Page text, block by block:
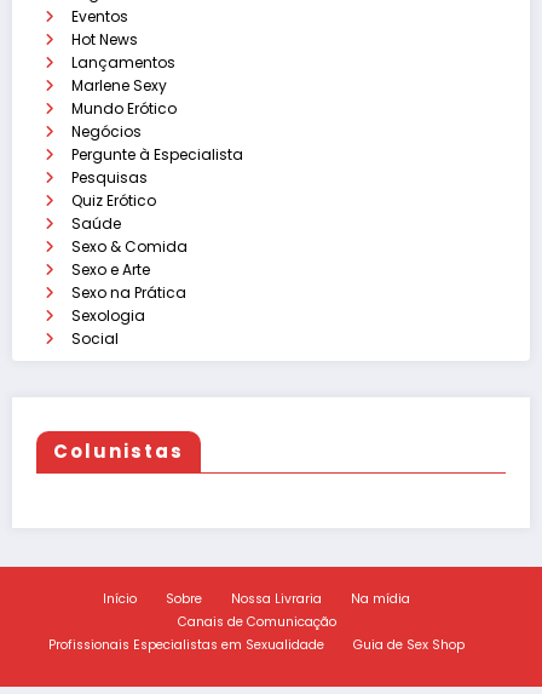
Eventos
Hot News
Lançamentos
Marlene Sexy
Mundo Erótico
Negócios
Pergunte à Especialista
Pesquisas
Quiz Erótico
Saúde
Sexo & Comida
Sexo e Arte
Sexo na Prática
Sexologia
Social
Colunistas
Início Sobre Nossa Livraria
Na mídia
Canais de Comunicação
Profissionais Especialistas em Sexualidade
Guia de Sex Shop